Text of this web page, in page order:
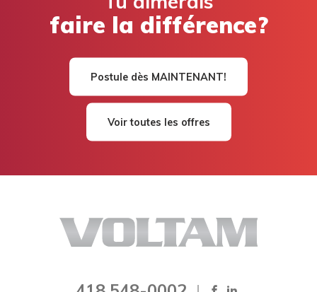
faire la différence?
Postule dès MAINTENANT!
Voir toutes les offres